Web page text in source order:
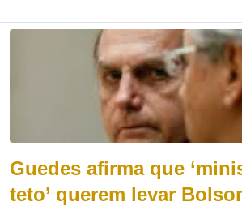
Guedes afirma que
teto’ querem levar